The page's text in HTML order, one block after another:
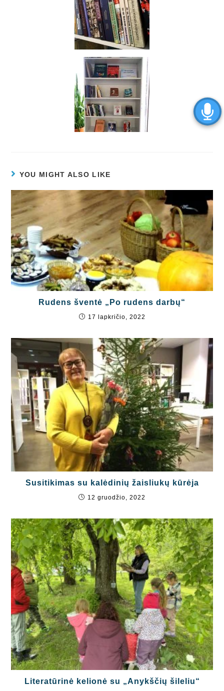
YOU MIGHT ALSO LIKE
Rudens šventė „Po rudens darbų“
17 lapkričio, 2022
Susitikimas su kalėdinių žaisliukų kūrėja
12 gruodžio, 2022
Literatūrinė kelionė su „Anykščių šileliu“